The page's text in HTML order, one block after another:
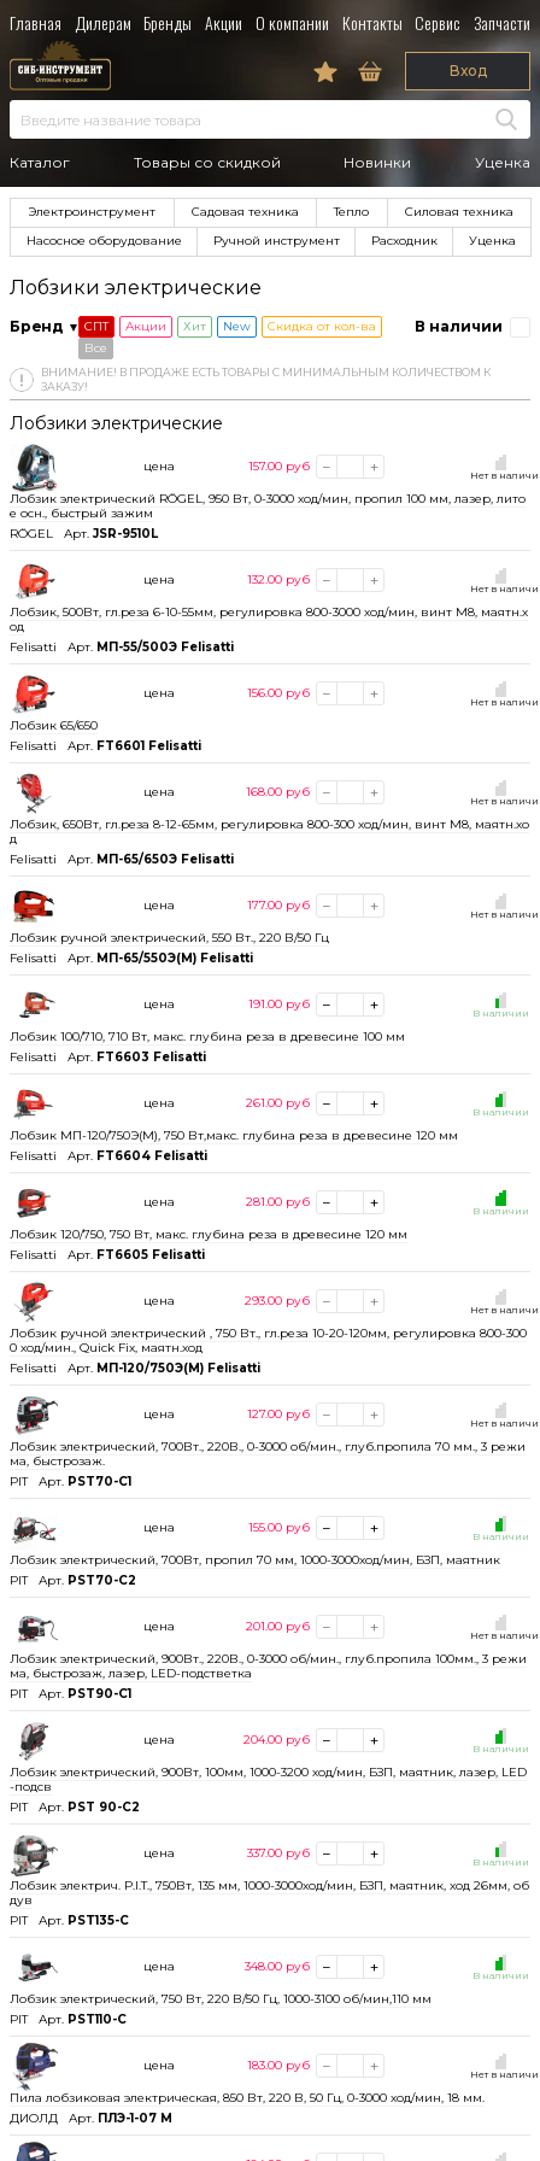
Главная Дилерам Бренды Акции О компании Контакты Сервис Запчасти
Каталог Товары со скидкой Новинки Уценка
Вход
Электроинструмент Садовая техника Тепло
Силовая техника
Насосное оборудование
Ручной инструмент Расходник Уценка
Лобзики электрические
Бренд В наличии
СПТ Акции Хит New
Скидка от кол-ва
Все
ВНИМАНИЕ! В ПРОДАЖЕ ЕСТЬ ТОВАРЫ С МИНИМАЛЬНЫМ КОЛИЧЕСТВОМ К
ЗАКАЗУ!
Лобзики электрические
Лобзик электрический RÖGEL, 950 Вт, 0-3000 ход/мин, пропил 100 мм, лазер, лито
е осн., быстрый зажим
RÖGEL
Арт. JSR-9510L
Нет в
цена 157.00 руб
Лобзик, 500Вт, гл.реза 6-10-55мм, регулировка 800-3000 ход/мин, винт М8, маятн.х
од
Felisatti
Арт. МП-55/500Э Felisatti
Нет в
цена 132.00 руб
Лобзик 65/650
Felisatti
Арт. FT6601 Felisatti
Нет в
цена 156.00 руб
Лобзик, 650Вт, гл.реза 8-12-65мм, регулировка 800-300 ход/мин, винт М8, маятн.хо
д
Felisatti
Арт. МП-65/650Э Felisatti
Нет в
цена 168.00 руб
Лобзик ручной электрический, 550 Вт., 220 В/50 Гц
Felisatti
Арт. МП-65/550Э(М) Felisatti
Нет в
цена 177.00 руб
Лобзик 100/710, 710 Вт, макс. глубина реза в древесине 100 мм
Felisatti
Арт. FT6603 Felisatti
В наличии
цена 191.00 руб
Лобзик МП-120/750Э(М), 750 Вт,макс. глубина реза в древесине 120 мм
Felisatti
Арт. FT6604 Felisatti
В наличии
цена 261.00 руб
Лобзик 120/750, 750 Вт, макс. глубина реза в древесине 120 мм
Felisatti
Арт. FT6605 Felisatti
В наличии
цена 281.00 руб
Лобзик ручной электрический , 750 Вт., гл.реза 10-20-120мм, регулировка 800-300
0 ход/мин., Quick Fix, маятн.ход
Felisatti
Арт. МП-120/750Э(М) Felisatti
Нет в
цена 293.00 руб
Лобзик электрический, 700Вт., 220В., 0-3000 об/мин., глуб.пропила 70 мм., 3 режи
ма, быстрозаж.
PIT
Арт. PST70-C1
Нет в
цена 127.00 руб
Лобзик электрический, 700Вт, пропил 70 мм, 1000-3000ход/мин, БЗП, маятник
PIT
Арт. PST70-C2
В наличии
цена 155.00 руб
Лобзик электрический, 900Вт., 220В., 0-3000 об/мин., глуб.пропила 100мм., 3 режи
ма, быстрозаж, лазер, LED-подстветка
PIT
Арт. PST90-C1
Нет в
цена 201.00 руб
Лобзик электрический, 900Вт, 100мм, 1000-3200 ход/мин, БЗП, маятник, лазер, LED
-подсв
PIT
Арт. PST 90-C2
В наличии
цена 204.00 руб
Лобзик электрич. P.I.T., 750Вт, 135 мм, 1000-3000ход/мин, БЗП, маятник, ход 26мм, об
дув
PIT
Арт. PST135-C
В наличии
цена 337.00 руб
Лобзик электрический, 750 Вт, 220 В/50 Гц, 1000-3100 об/мин,110 мм
PIT
Арт. PST110-C
В наличии
цена 348.00 руб
Пила лобзиковая электрическая, 850 Вт, 220 В, 50 Гц, 0-3000 ход/мин, 18 мм.
ДИОЛД
Арт. ПЛЭ-1-07 М
Нет в
цена 183.00 руб